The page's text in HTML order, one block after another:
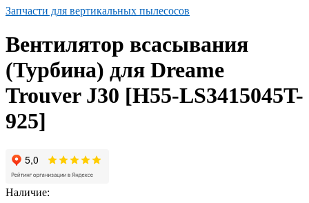
Запчасти для вертикальных пылесосов
Вентилятор всасывания
(Турбина) для Dreame
Trouver J30 [H55-LS3415045T-
925]
Наличие: